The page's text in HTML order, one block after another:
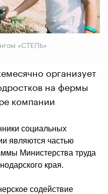
«СТЕПЬ»
организует
на фермы
компании
социальных
являются частью
Министерства труда
края.
содействие